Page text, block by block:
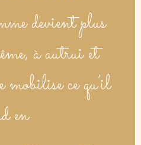
devient plus
à autrui et
ce qu’il
en